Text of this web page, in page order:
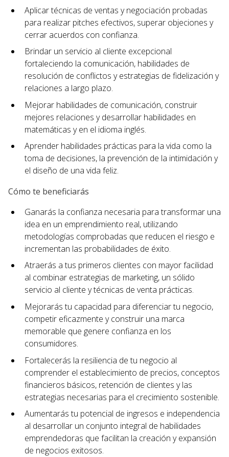
Aplicar técnicas de ventas y negociación probadas
para realizar pitches efectivos, superar objeciones y
cerrar acuerdos con confianza.
Brindar un servicio al cliente excepcional
fortaleciendo la comunicación, habilidades de
resolución de conflictos y estrategias de fidelización y
relaciones a largo plazo.
Mejorar habilidades de comunicación, construir
mejores relaciones y desarrollar habilidades en
matemáticas y en el idioma inglés.
Aprender habilidades prácticas para la vida como la
toma de decisiones, la prevención de la intimidación y
el diseño de una vida feliz.
Cómo te beneficiarás
Ganarás la confianza necesaria para transformar una
idea en un emprendimiento real, utilizando
metodologías comprobadas que reducen el riesgo e
incrementan las probabilidades de éxito.
Atraerás a tus primeros clientes con mayor facilidad
al combinar estrategias de marketing, un sólido
servicio al cliente y técnicas de venta prácticas.
Mejorarás tu capacidad para diferenciar tu negocio,
competir eficazmente y construir una marca
memorable que genere confianza en los
consumidores.
Fortalecerás la resiliencia de tu negocio al
comprender el establecimiento de precios, conceptos
financieros básicos, retención de clientes y las
estrategias necesarias para el crecimiento sostenible.
Aumentarás tu potencial de ingresos e independencia
al desarrollar un conjunto integral de habilidades
emprendedoras que facilitan la creación y expansión
de negocios exitosos.